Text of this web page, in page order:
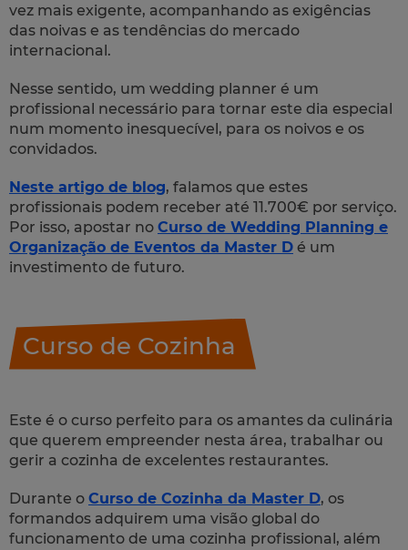
vez mais exigente, acompanhando as exigências
das noivas e as tendências do mercado
internacional.
Nesse sentido, um wedding planner é um
profissional necessário para tornar este dia especial
num momento inesquecível, para os noivos e os
convidados.
Neste artigo de blog, falamos que estes
profissionais podem receber até 11.700€ por serviço.
Por isso, apostar no Curso de Wedding Planning e
Organização de Eventos da Master D é um
investimento de futuro.
Curso de Cozinha
Este é o curso perfeito para os amantes da culinária
que querem empreender nesta área, trabalhar ou
gerir a cozinha de excelentes restaurantes.
Durante o Curso de Cozinha da Master D, os
formandos adquirem uma visão global do
funcionamento de uma cozinha profissional, além